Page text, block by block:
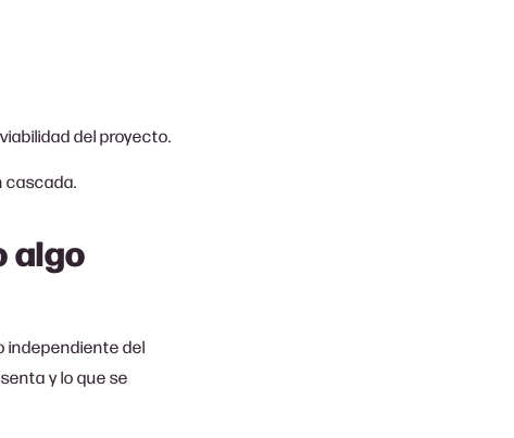
del proyecto.
cascada.
algo
independiente del
y lo que se